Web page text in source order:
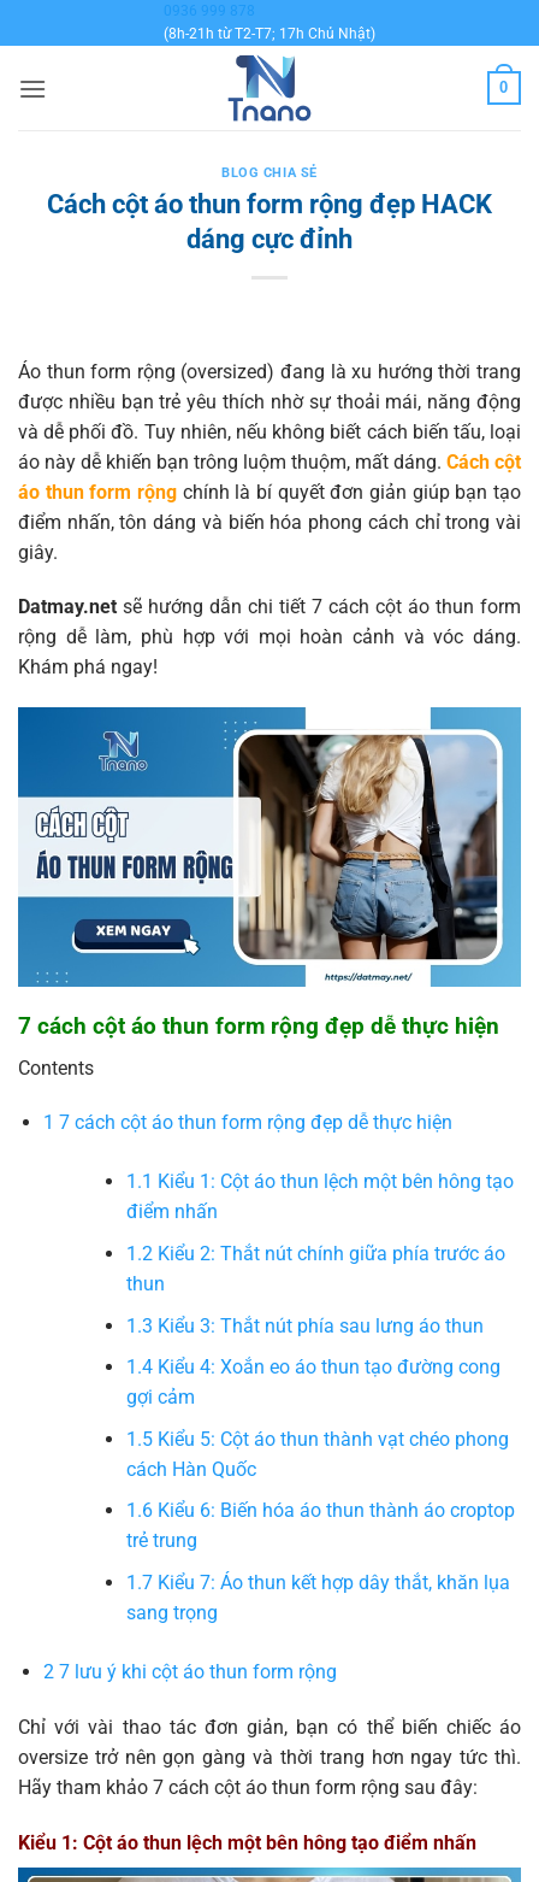
qua
dung
0936 999 878
(8h-21h từ T2-T7; 17h Chủ Nhật)
0
BLOG CHIA SẺ
Cách cột áo thun form rộng đẹp HACK
dáng cực đỉnh
Áo thun form rộng (oversized) đang là xu hướng thời trang
được nhiều bạn trẻ yêu thích nhờ sự thoải mái, năng động
và dễ phối đồ. Tuy nhiên, nếu không biết cách biến tấu, loại
áo này dễ khiến bạn trông luộm thuộm, mất dáng. Cách cột
áo thun form rộng chính là bí quyết đơn giản giúp bạn tạo
điểm nhấn, tôn dáng và biến hóa phong cách chỉ trong vài
giây.
Datmay.net sẽ hướng dẫn chi tiết 7 cách cột áo thun form
rộng dễ làm, phù hợp với mọi hoàn cảnh và vóc dáng.
Khám phá ngay!
7 cách cột áo thun form rộng đẹp dễ thực hiện
Contents
1 7 cách cột áo thun form rộng đẹp dễ thực hiện
1.1 Kiểu 1: Cột áo thun lệch một bên hông tạo
điểm nhấn
1.2Kiểu 2: Thắt nút chính giữa phía trước áo
thun
1.3 Kiểu 3: Thắt nút phía sau lưng áo thun
1.4Kiểu 4: Xoắn eo áo thun tạo đường cong
gợi cảm
1.5Kiểu 5: Cột áo thun thành vạt chéo phong
cách Hàn Quốc
1.6Kiểu 6: Biến hóa áo thun thành áo croptop
trẻ trung
1.7Kiểu 7: Áo thun kết hợp dây thắt, khăn lụa
sang trọng
27 lưu ý khi cột áo thun form rộng
Chỉ với vài thao tác đơn giản, bạn có thể biến chiếc áo
oversize trở nên gọn gàng và thời trang hơn ngay tức thì.
Hãy tham khảo 7 cách cột áo thun form rộng sau đây:
Kiểu 1: Cột áo thun lệch một bên hông tạo điểm nhấn